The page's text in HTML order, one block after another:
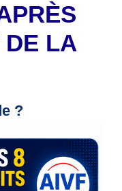
DE LA
?